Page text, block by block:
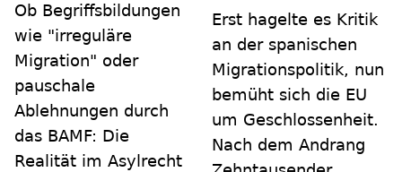
Ob Begriffsbildungen
wie "irreguläre
Migration" oder
pauschale
Ablehnungen durch
das BAMF: Die
Realität im Asylrecht
Erst hagelte es Kritik
an der spanischen
Migrationspolitik, nun
bemüht sich die EU
um Geschlossenheit.
Nach dem Andrang